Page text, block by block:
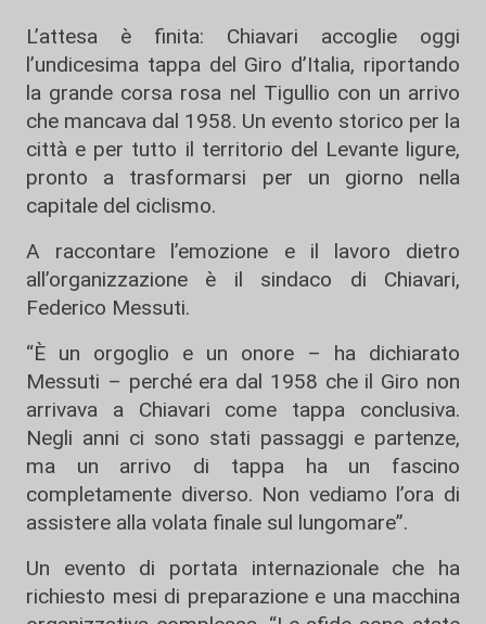
L’attesa è finita: Chiavari accoglie oggi
l’undicesima tappa del Giro d’Italia, riportando
la grande corsa rosa nel Tigullio con un arrivo
che mancava dal 1958. Un evento storico per la
città e per tutto il territorio del Levante ligure,
pronto a trasformarsi per un giorno nella
capitale del ciclismo.
A raccontare l’emozione e il lavoro dietro
all’organizzazione è il sindaco di Chiavari,
Federico Messuti.
“È un orgoglio e un onore – ha dichiarato
Messuti – perché era dal 1958 che il Giro non
arrivava a Chiavari come tappa conclusiva.
Negli anni ci sono stati passaggi e partenze,
ma un arrivo di tappa ha un fascino
completamente diverso. Non vediamo l’ora di
assistere alla volata finale sul lungomare”.
Un evento di portata internazionale che ha
richiesto mesi di preparazione e una macchina